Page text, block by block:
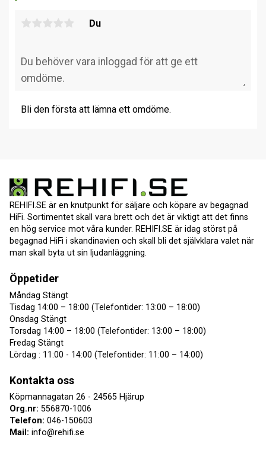
Du
Bli den första att lämna ett omdöme.
REHIFI.SE är en knutpunkt för säljare och köpare av begagnad
HiFi. Sortimentet skall vara brett och det är viktigt att det finns
en hög service mot våra kunder. REHIFI.SE är idag störst på
begagnad HiFi i skandinavien och skall bli det självklara valet när
man skall byta ut sin ljudanläggning.
Öppetider
Måndag Stängt
Tisdag 14:00 – 18:00 (Telefontider: 13:00 – 18:00)
Onsdag Stängt
Torsdag 14:00 – 18:00 (Telefontider: 13:00 – 18:00)
Fredag Stängt
Lördag : 11:00 - 14:00 (Telefontider: 11:00 – 14:00)
Kontakta oss
Köpmannagatan 26 - 24565 Hjärup
Org.nr: 556870-1006
Telefon: 046-150603
Mail: info@rehifi.se